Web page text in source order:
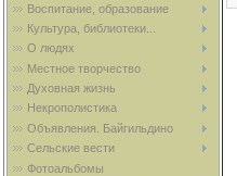
Воспитание, образование
Культура, библиотеки...
О людях
Местное творчество
Духовная жизнь
Некрополистика
Объявления. Байгильдино
Сельские вести
Фотоальбомы